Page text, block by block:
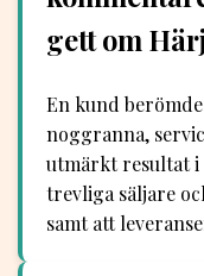
gett om
En kund
noggranna,
utmärkt resultat i
trevliga säljare
samt att